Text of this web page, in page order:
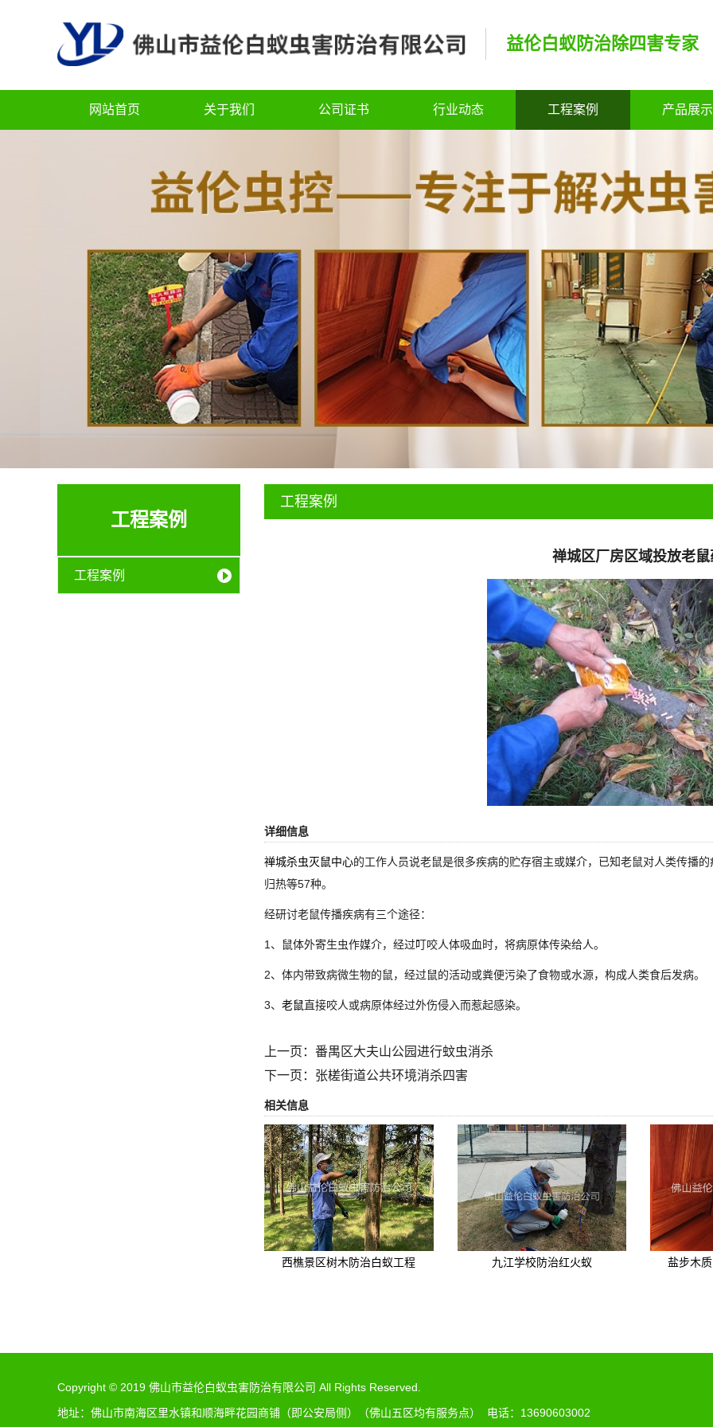
益伦白蚁防治除四害专家
网站首页 关于我们 公司证书 行业动态 工程案例 产品展示
工程案例
工程案例
工程案例
禅城区厂房区域投放老鼠
详细信息
禅城杀虫灭鼠中心的工作人员说老鼠是很多疾病的贮存宿主或媒介，已知老鼠对人类传播
归热等57种。
经研讨老鼠传播疾病有三个途径：
1、鼠体外寄生虫作媒介，经过叮咬人体吸血时，将病原体传染给人。
2、体内带致病微生物的鼠，经过鼠的活动或粪便污染了食物或水源，构成人类食后发病。
3、 老鼠直接咬人或病原体经过外伤侵入而惹起感染。
上一页： 番禺区大夫山公园进行蚊虫​消杀
下一页： 张槎街道公共环境消杀四害
相关信息
西樵景区树木防治白蚁工程 九江学校防治红火蚁 盐步木
Copyright © 2019 佛山市益伦白蚁虫害防治有限公司 All Rights Reserved.
地址：佛山市南海区里水镇和顺海畔花园商铺（即公安局侧）（佛山五区均有服务点） 电话：13690603002